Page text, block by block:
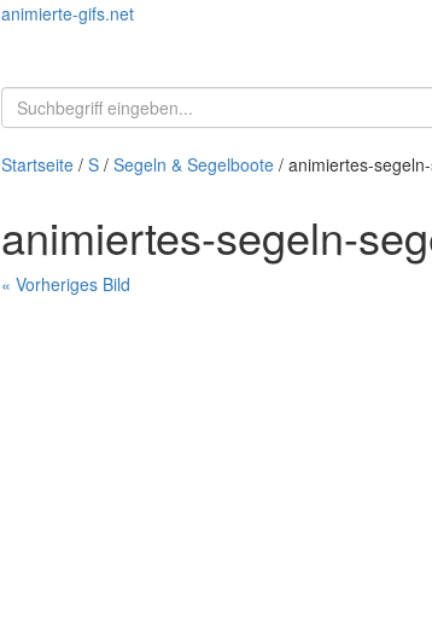
animierte-gifs.net
Startseite / S / Segeln & Segelboote / animiertes-
animiertes-segeln-
« Vorheriges Bild